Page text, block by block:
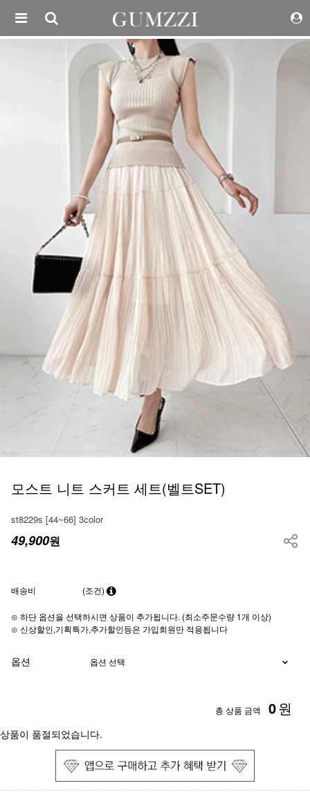
모스트 니트 스커트 세트(벨트SET)
st8229s [44~66] 3color
49,900원
배송비 (조건)
⊙ 하단 옵션을 선택하시면 상품이 추가됩니다. (최소주문수량 1개 이상)
⊙ 신상할인,기획특가,추가할인등은 가입회원만 적용됩니다
옵션
총 상품 금액 0원
상품이 품절되었습니다.